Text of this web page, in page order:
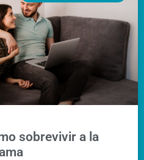
sobrevivir a la